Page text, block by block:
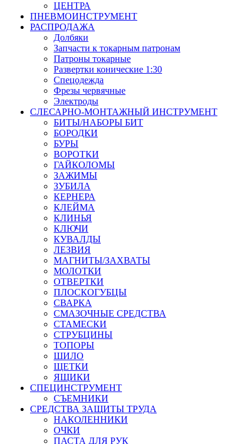
ЦЕНТРА
ПНЕВМОИНСТРУМЕНТ
РАСПРОДАЖА
Долбяки
Запчасти к токарным патронам
Патроны токарные
Развертки конические 1:30
Спецодежда
Фрезы червячные
Электроды
СЛЕСАРНО-МОНТАЖНЫЙ ИНСТРУМЕНТ
БИТЫ/НАБОРЫ БИТ
БОРОДКИ
БУРЫ
ВОРОТКИ
ГАЙКОЛОМЫ
ЗАЖИМЫ
ЗУБИЛА
КЕРНЕРА
КЛЕЙМА
КЛИНЬЯ
КЛЮЧИ
КУВАЛДЫ
ЛЕЗВИЯ
МАГНИТЫ/ЗАХВАТЫ
МОЛОТКИ
ОТВЕРТКИ
ПЛОСКОГУБЦЫ
СВАРКА
СМАЗОЧНЫЕ СРЕДСТВА
СТАМЕСКИ
СТРУБЦИНЫ
ТОПОРЫ
ШИЛО
ЩЕТКИ
ЯЩИКИ
СПЕЦИНСТРУМЕНТ
СЪЕМНИКИ
СРЕДСТВА ЗАЩИТЫ ТРУДА
НАКОЛЕННИКИ
ОЧКИ
ПАСТА ДЛЯ РУК